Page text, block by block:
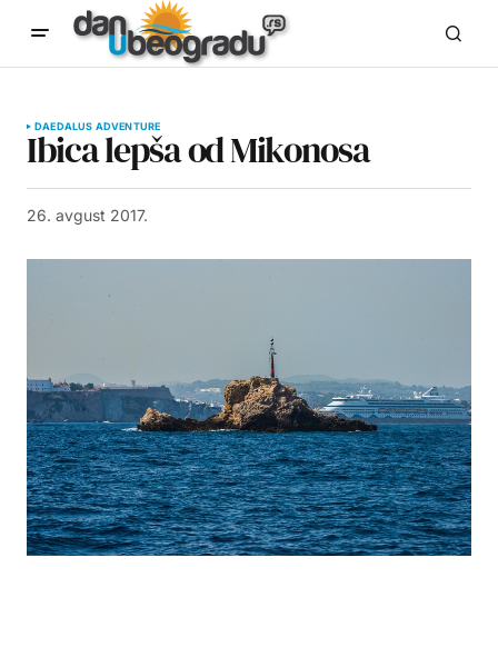
DAEDALUS ADVENTURE
Ibica lepša od Mikonosa
26. avgust 2017.